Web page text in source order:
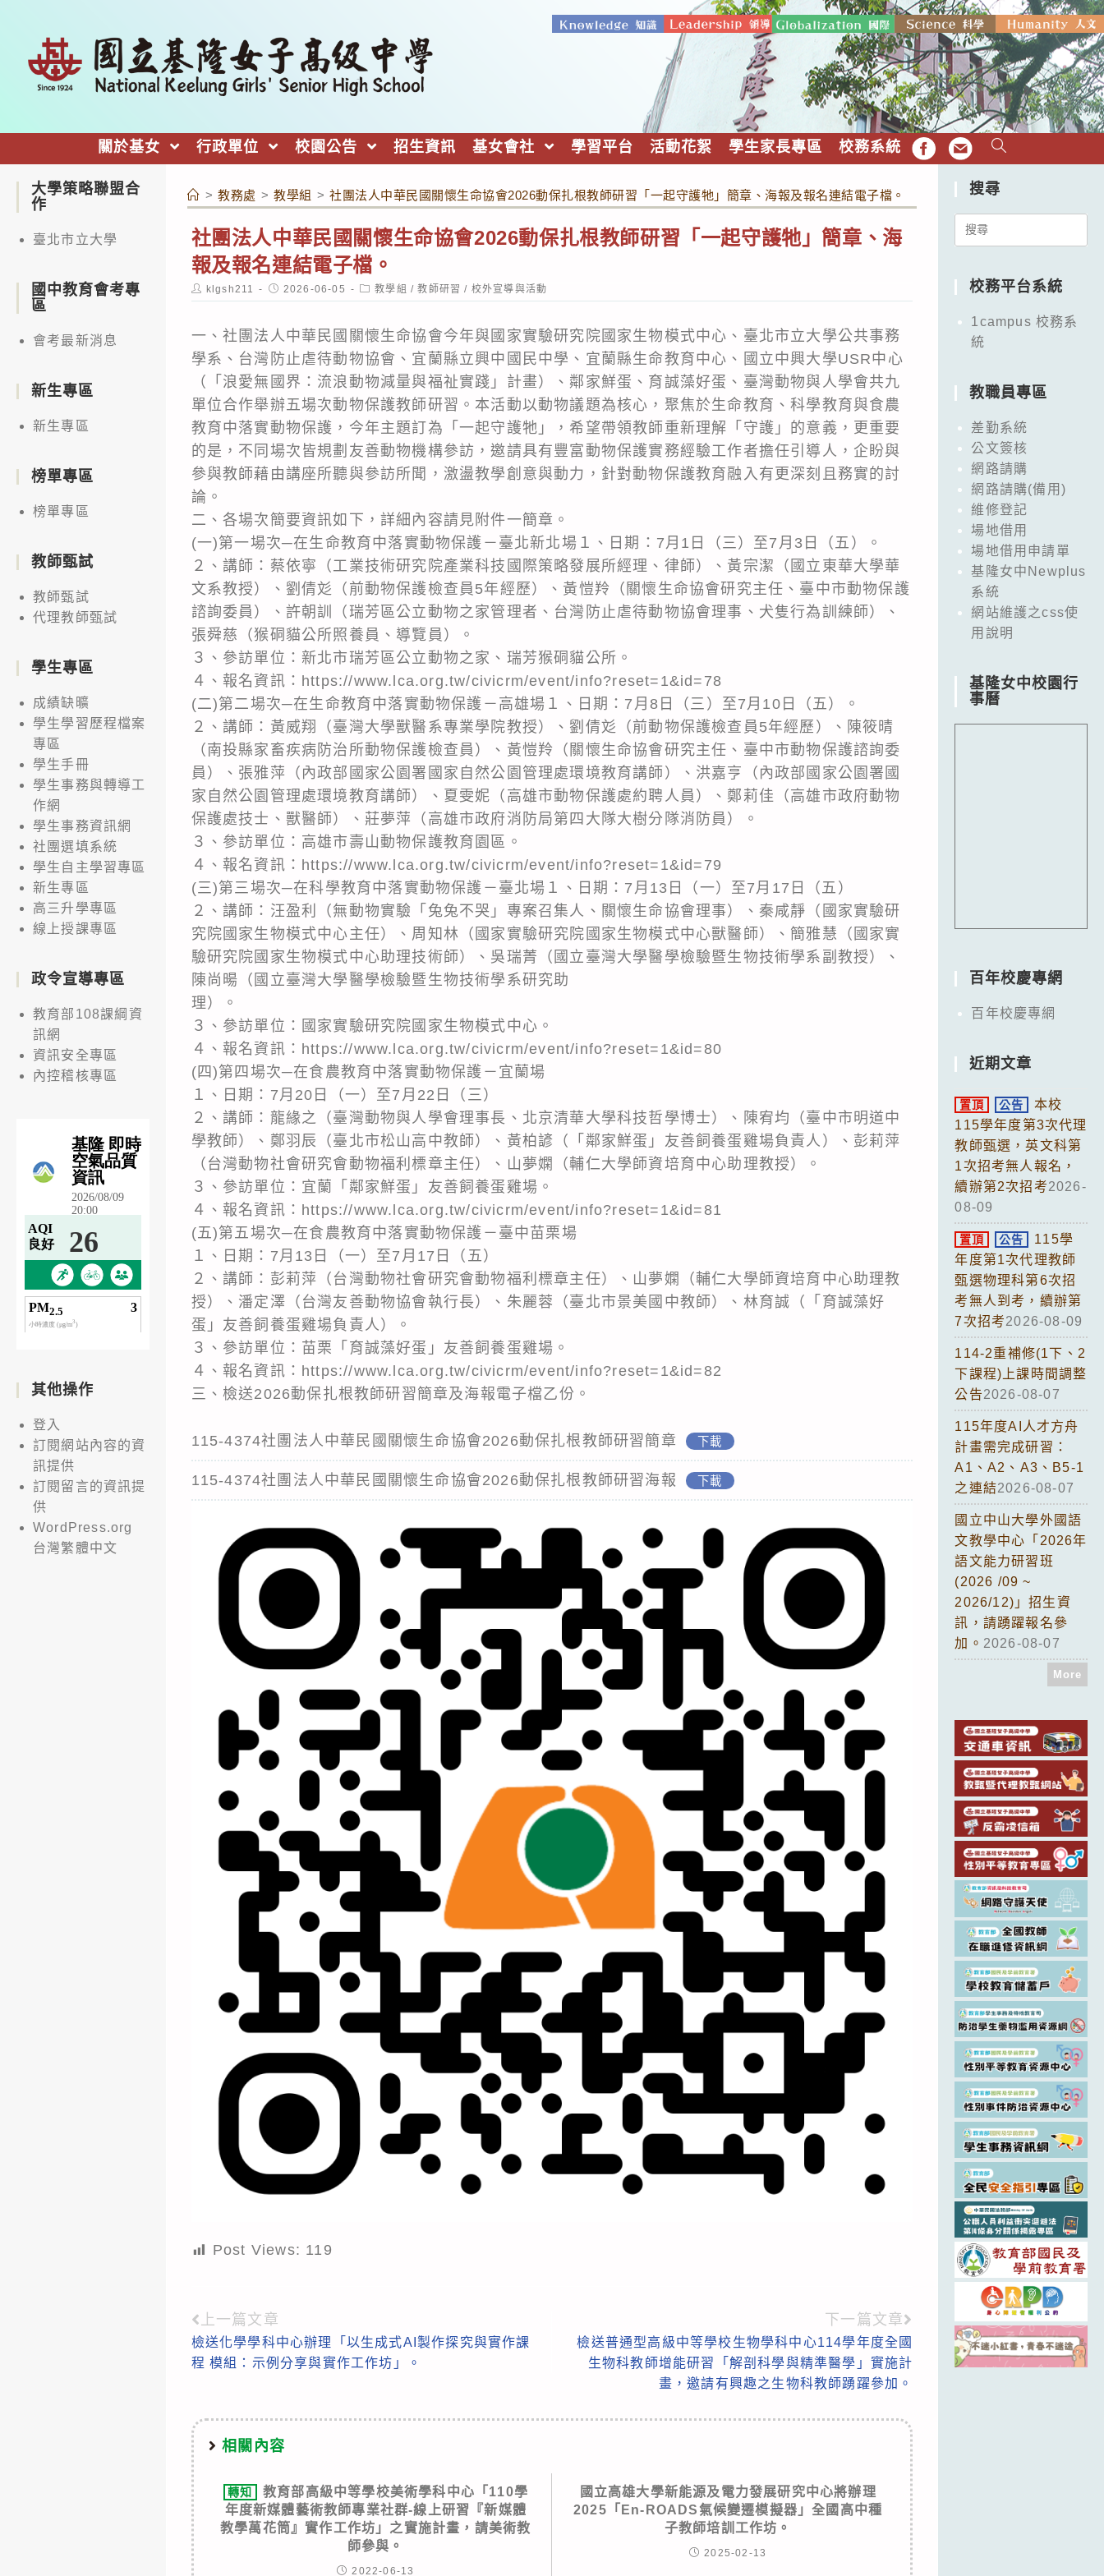
關於基女 行政單位 校園公告 招生資訊 基女會社 學習平台 活動花絮 學生家長專區 校務系統 FB EMAIL
> 教務處 > 教學組 > 社團法人中華民國關懷生命協會2026動保扎根教師研習「一起守護牠」簡章、海報及報名連結電子檔。
社團法人中華民國關懷生命協會2026動保扎根教師研習「一起守護牠」簡章、海
報及報名連結電子檔。
Post
author:
klgsh211
Post
published:
2026-06-05
Post
category:
教學組 / 教師研習 / 校外宣導與活動
一、社團法人中華民國關懷生命協會今年與國家實驗研究院國家生物模式中心、臺北市立大學公共事務
學系、台灣防止虐待動物協會、宜蘭縣立興中國民中學、宜蘭縣生命教育中心、國立中興大學USR中心
（「浪愛無國界：流浪動物減量與福祉實踐」計畫）、鄰家鮮蛋、育誠藻好蛋、臺灣動物與人學會共九
單位合作舉辦五場次動物保護教師研習。本活動以動物議題為核心，聚焦於生命教育、科學教育與食農
教育中落實動物保護，今年主題訂為「一起守護牠」，希望帶領教師重新理解「守護」的意義，更重要
的是，不同場次皆規劃友善動物機構參訪，邀請具有豐富動物保護實務經驗工作者擔任引導人，企盼與
參與教師藉由講座所聽與參訪所聞，激盪教學創意與動力，針對動物保護教育融入有更深刻且務實的討
論。
二、各場次簡要資訊如下，詳細內容請見附件一簡章。
(一)第一場次─在生命教育中落實動物保護－臺北新北場１、日期：7月1日（三）至7月3日（五）。
２、講師：蔡依寧（工業技術研究院產業科技國際策略發展所經理、律師）、黃宗潔（國立東華大學華
文系教授）、劉倩彣（前動物保護檢查員5年經歷）、黃愷羚（關懷生命協會研究主任、臺中市動物保護
諮詢委員）、許朝訓（瑞芳區公立動物之家管理者、台灣防止虐待動物協會理事、犬隻行為訓練師）、
張舜慈（猴硐貓公所照養員、導覽員）。
３、參訪單位：新北市瑞芳區公立動物之家、瑞芳猴硐貓公所。
４、報名資訊：https://www.lca.org.tw/civicrm/event/info?reset=1&id=78
(二)第二場次─在生命教育中落實動物保護－高雄場１、日期：7月8日（三）至7月10日（五）。
２、講師：黃威翔（臺灣大學獸醫系專業學院教授）、劉倩彣（前動物保護檢查員5年經歷）、陳筱晴
（南投縣家畜疾病防治所動物保護檢查員）、黃愷羚（關懷生命協會研究主任、臺中市動物保護諮詢委
員）、張雅萍（內政部國家公園署國家自然公園管理處環境教育講師）、洪嘉亨（內政部國家公園署國
家自然公園管理處環境教育講師）、夏雯妮（高雄市動物保護處約聘人員）、鄭莉佳（高雄市政府動物
保護處技士、獸醫師）、莊夢萍（高雄市政府消防局第四大隊大樹分隊消防員）。
３、參訪單位：高雄市壽山動物保護教育園區。
４、報名資訊：https://www.lca.org.tw/civicrm/event/info?reset=1&id=79
(三)第三場次─在科學教育中落實動物保護－臺北場１、日期：7月13日（一）至7月17日（五）
２、講師：汪盈利（無動物實驗「兔兔不哭」專案召集人、關懷生命協會理事）、秦咸靜（國家實驗研
究院國家生物模式中心主任）、周知林（國家實驗研究院國家生物模式中心獸醫師）、簡雅慧（國家實
驗研究院國家生物模式中心助理技術師）、吳瑞菁（國立臺灣大學醫學檢驗暨生物技術學系副教授）、
陳尚暘（國立臺灣大學醫學檢驗暨生物技術學系研究助
理）。
３、參訪單位：國家實驗研究院國家生物模式中心。
４、報名資訊：https://www.lca.org.tw/civicrm/event/info?reset=1&id=80
(四)第四場次─在食農教育中落實動物保護－宜蘭場
１、日期：7月20日（一）至7月22日（三）
２、講師：龍緣之（臺灣動物與人學會理事長、北京清華大學科技哲學博士）、陳宥均（臺中市明道中
學教師）、鄭羽辰（臺北市松山高中教師）、黃柏諺（「鄰家鮮蛋」友善飼養蛋雞場負責人）、彭莉萍
（台灣動物社會研究會動物福利標章主任）、山夢嫻（輔仁大學師資培育中心助理教授）。
３、參訪單位：宜蘭「鄰家鮮蛋」友善飼養蛋雞場。
４、報名資訊：https://www.lca.org.tw/civicrm/event/info?reset=1&id=81
(五)第五場次─在食農教育中落實動物保護－臺中苗栗場
１、日期：7月13日（一）至7月17日（五）
２、講師：彭莉萍（台灣動物社會研究會動物福利標章主任）、山夢嫻（輔仁大學師資培育中心助理教
授）、潘定澤（台灣友善動物協會執行長）、朱麗蓉（臺北市景美國中教師）、林育誠（「育誠藻好
蛋」友善飼養蛋雞場負責人）。
３、參訪單位：苗栗「育誠藻好蛋」友善飼養蛋雞場。
４、報名資訊：https://www.lca.org.tw/civicrm/event/info?reset=1&id=82
三、檢送2026動保扎根教師研習簡章及海報電子檔乙份。
115-4374社團法人中華民國關懷生命協會2026動保扎根教師研習簡章 下載
115-4374社團法人中華民國關懷生命協會2026動保扎根教師研習海報 下載
Post Views: 119
Read
more
上一篇文章
檢送化學學科中心辦理「以生成式AI製作探究與實作課
程 模組：示例分享與實作工作坊」。
下一篇文章
檢送普通型高級中等學校生物學科中心114學年度全國
生物科教師增能研習「解剖科學與精準醫學」實施計
畫，邀請有興趣之生物科教師踴躍參加。
相關內容
轉知
教育部高級中等學校美術學科中心「110學
年度新媒體藝術教師專業社群-線上研習『新媒體
教學萬花筒』實作工作坊」之實施計畫，請美術教
師參與。
2022-06-13
國立高雄大學新能源及電力發展研究中心將辦理
2025「En-ROADS氣候變遷模擬器」全國高中種
子教師培訓工作坊。
2025-02-13
大學策略聯盟合
作
臺北市立大學
國中教育會考專
區
會考最新消息
新生專區
新生專區
榜單專區
榜單專區
教師甄試
教師甄試
代理教師甄試
學生專區
成績缺曠
學生學習歷程檔案
專區
學生手冊
學生事務與轉導工
作網
學生事務資訊網
社團選填系統
學生自主學習專區
新生專區
高三升學專區
線上授課專區
政令宣導專區
教育部108課綱資
訊網
資訊安全專區
內控稽核專區
其他操作
登入
訂閱網站內容的資
訊提供
訂閱留言的資訊提
供
WordPress.org
台灣繁體中文
搜尋
Search
校務平台系統
1campus 校務系
統
教職員專區
差勤系統
公文簽核
網路請購
網路請購(備用)
維修登記
場地借用
場地借用申請單
基隆女中Newplus
系統
網站維護之css使
用說明
基隆女中校園行
事曆
百年校慶專網
百年校慶專網
近期文章
置頂 公告
本校
115學年度第3次代理
教師甄選，英文科第
1次招考無人報名，
續辦第2次招考2026-
08-09
置頂 公告
115學
年度第1次代理教師
甄選物理科第6次招
考無人到考，續辦第
7次招考2026-08-09
114-2重補修(1下、2
下課程)上課時間調整
公告2026-08-07
115年度AI人才方舟
計畫需完成研習：
A1、A2、A3、B5-1
之連結2026-08-07
國立中山大學外國語
文教學中心「2026年
語文能力研習班
(2026 /09 ~
2026/12)」招生資
訊，請踴躍報名參
加。 2026-08-07
More